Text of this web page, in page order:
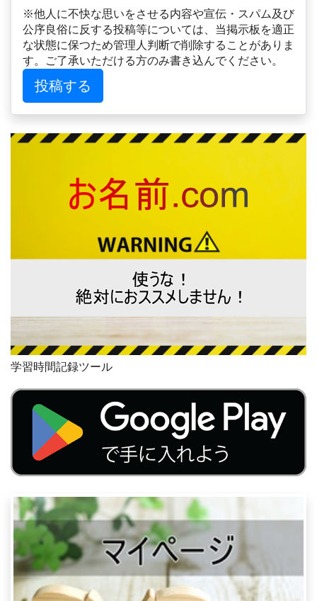
※他人に不快な思いをさせる内容や宣伝・スパム及び
公序良俗に反する投稿等については、当掲示板を適正
な状態に保つため管理人判断で削除することがありま
す。ご了承いただける方のみ書き込んでください。
投稿する
学習時間記録ツール